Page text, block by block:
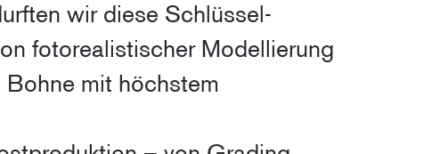
wir diese Schlüssel-
fotorealistischer Modellierung
mit höchstem